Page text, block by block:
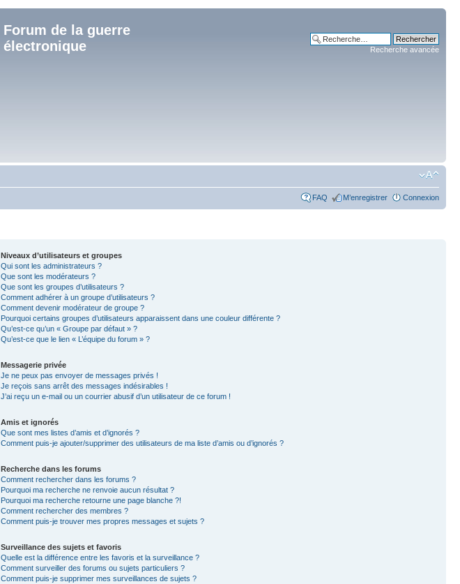
Forum de la guerre
électronique
Recherche avancée
FAQ M’enregistrer Connexion
Niveaux d’utilisateurs et groupes
Qui sont les administrateurs ?
Que sont les modérateurs ?
Que sont les groupes d’utilisateurs ?
Comment adhérer à un groupe d’utilisateurs ?
Comment devenir modérateur de groupe ?
Pourquoi certains groupes d’utilisateurs apparaissent dans une couleur différente ?
Qu’est-ce qu’un « Groupe par défaut » ?
Qu’est-ce que le lien « L’équipe du forum » ?
Messagerie privée
Je ne peux pas envoyer de messages privés !
Je reçois sans arrêt des messages indésirables !
J’ai reçu un e-mail ou un courrier abusif d’un utilisateur de ce forum !
Amis et ignorés
Que sont mes listes d’amis et d’ignorés ?
Comment puis-je ajouter/supprimer des utilisateurs de ma liste d’amis ou d’ignorés ?
Recherche dans les forums
Comment rechercher dans les forums ?
Pourquoi ma recherche ne renvoie aucun résultat ?
Pourquoi ma recherche retourne une page blanche ?!
Comment rechercher des membres ?
Comment puis-je trouver mes propres messages et sujets ?
Surveillance des sujets et favoris
Quelle est la différence entre les favoris et la surveillance ?
Comment surveiller des forums ou sujets particuliers ?
Comment puis-je supprimer mes surveillances de sujets ?